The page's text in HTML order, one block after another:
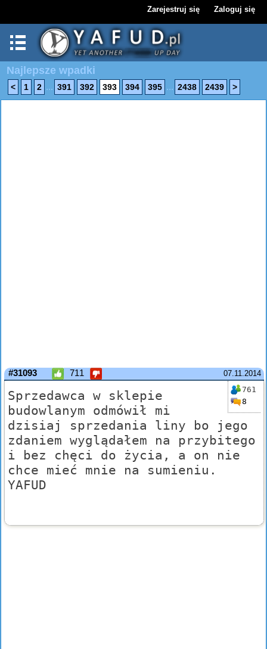
Zarejestruj się Zaloguj się
Najlepsze wpadki
< 1 2 ... 391 392 393 394 395 ... 2438 2439 >
07.11.2014
#31093 711
761
8
Sprzedawca w sklepie
budowlanym odmówił mi
dzisiaj sprzedania liny bo jego
zdaniem wyglądałem na przybitego
i bez chęci do życia, a on nie
chce mieć mnie na sumieniu.
YAFUD